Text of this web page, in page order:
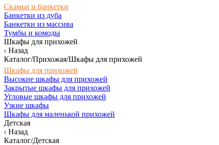
Скамьи и банкетки
Банкетки из дуба
Банкетки из массива
Тумбы и комоды
Шкафы для прихожей
Назад
Каталог/Прихожая/Шкафы для прихожей
Шкафы для прихожей
Высокие шкафы для прихожей
Закрытые шкафы для прихожей
Угловые шкафы для прихожей
Узкие шкафы
Шкафы для маленькой прихожей
Детская
Назад
Каталог/Детская